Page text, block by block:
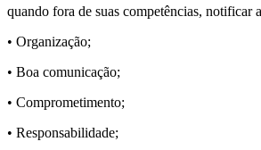
quando fora de suas competências, notificar
• Organização;
• Boa comunicação;
• Comprometimento;
• Responsabilidade;